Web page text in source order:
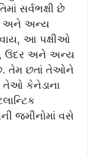
સર્વભક્ષી છે
અને અન્ય
આ પક્ષીઓ
ઉંદર અને અન્ય
છે. તેમ છતાં તેઓને
તેઓ કેનેડાના
જમીનોમાં વસે